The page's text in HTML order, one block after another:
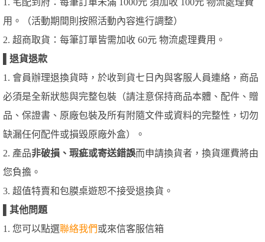
1. 宅配到府：每筆訂單未滿 1000元 須加收 100元 物流處理費
用。（活動期間則按照活動內容進行調整）
2. 超商取貨：每筆訂單皆需加收 60元 物流處理費用。
退貨退款
1. 會員辦理退換貨時，於收到貨七日內與客服人員連絡，商品
必須是全新狀態與完整包裝（請注意保持商品本體、配件、贈
品、保證書、原廠包裝及所有附隨文件或資料的完整性，切勿
缺漏任何配件或損毀原廠外盒）。
2. 產品非破損、瑕疵或寄送錯誤而申請換貨者，換貨運費將由
您負擔。
3. 超值特賣和包膜桌遊恕不接受退換貨。
其他問題
1. 您可以點選聯絡我們或來信客服信箱